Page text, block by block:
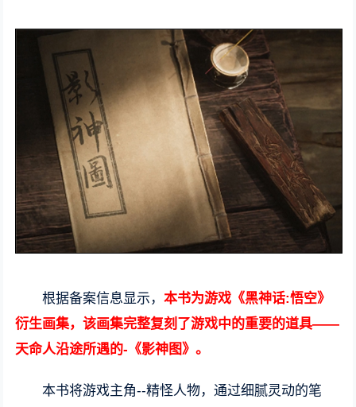
根据备案信息显示，本书为游戏《黑神话:悟空》
衍生画集，该画集完整复刻了游戏中的重要的道具——
天命人沿途所遇的-《影神图》。
本书将游戏主角--精怪人物，通过细腻灵动的笔